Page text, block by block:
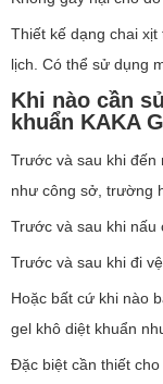
Thiết kế dạng chai
lịch. Có thể sử dụng
Khi nào cần
khuẩn KAKA
Trước và sau khi đến
như công sở, trường
Trước và sau khi nấu
Trước và sau khi đi
Hoặc bất cứ khi nào
gel khô diệt khuẩn
Đặc biệt cần thiết